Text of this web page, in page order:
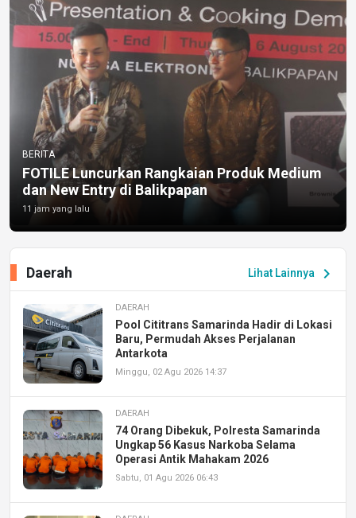
BERITA
FOTILE Luncurkan Rangkaian Produk Medium
dan New Entry di Balikpapan
11 jam yang lalu
Lihat Lainnya chevron_right
Daerah
DAERAH
Pool Cititrans Samarinda Hadir di Lokasi
Baru, Permudah Akses Perjalanan
Antarkota
Minggu, 02 Agu 2026 14:37
DAERAH
74 Orang Dibekuk, Polresta Samarinda
Ungkap 56 Kasus Narkoba Selama
Operasi Antik Mahakam 2026
Sabtu, 01 Agu 2026 06:43